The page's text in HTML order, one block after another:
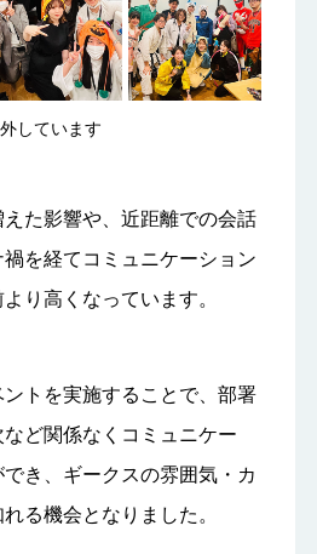
しています
た影響や、近距離での会話
を経てコミュニケーション
り高くなっています。
トを実施することで、部署
ど関係なくコミュニケー
き、ギークスの雰囲気・カ
る機会となりました。